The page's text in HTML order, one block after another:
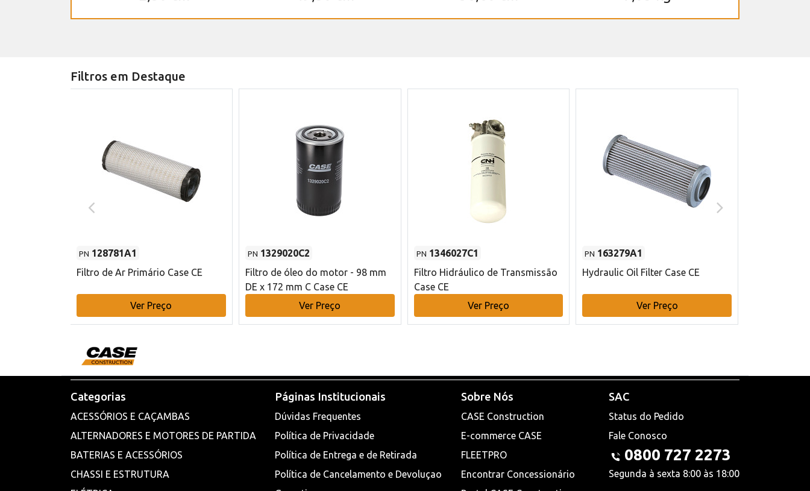
Filtros em Destaque
PN 128781A1
Filtro de Ar Primário Case CE
Ver Preço
PN 1329020C2
Filtro de óleo do motor - 98 mm
DE x 172 mm C Case CE
Ver Preço
PN 1346027C1
Filtro Hidráulico de Transmissão
Case CE
Ver Preço
PN 163279A1
Hydraulic Oil Filter Case CE
Ver Preço
Categorias
ACESSÓRIOS E CAÇAMBAS
ALTERNADORES E MOTORES DE PARTIDA
BATERIAS E ACESSÓRIOS
CHASSI E ESTRUTURA
Páginas Institucionais
Dúvidas Frequentes
Política de Privacidade
Política de Entrega e de Retirada
Política de Cancelamento e Devoluçao
Sobre Nós
CASE Construction
E-commerce CASE
FLEETPRO
Encontrar Concessionário
SAC
Status do Pedido
Fale Conosco
0800 727 2273
Segunda à sexta 8:00 às 18:00